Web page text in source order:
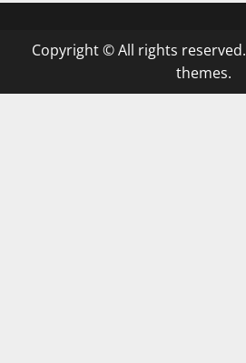
Copyright © All rights reserved.
themes.